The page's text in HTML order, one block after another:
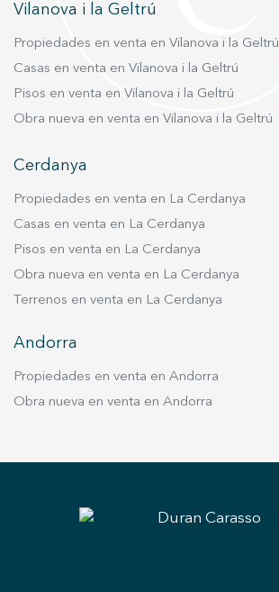
Vilanova i la Geltrú
Propiedades en venta en Vilanova i la Geltrú
Casas en venta en Vilanova i la Geltrú
Pisos en venta en Vilanova i la Geltrú
Obra nueva en venta en Vilanova i la Geltrú
Cerdanya
Propiedades en venta en La Cerdanya
Casas en venta en La Cerdanya
Pisos en venta en La Cerdanya
Obra nueva en venta en La Cerdanya
Terrenos en venta en La Cerdanya
Andorra
Propiedades en venta en Andorra
Obra nueva en venta en Andorra